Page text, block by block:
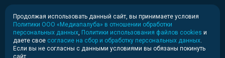
Медиакит
Медиакит для печати
Политика конфиденциальности
Продолжая использовать данный сайт, вы принимаете условия
Политики ООО «Медиапалуба» в отношении обработки
персональных данных Политики использования файлов cookies и
даете свое согласие на сбор и обработку персональных данных
Если вы не согласны с данными условиями вы обязаны покинуть
сайт.